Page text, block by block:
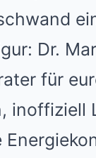
Dr.
für
inoffiziell